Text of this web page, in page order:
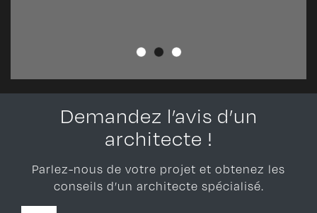
Demandez l’avis d’un
architecte !
Parlez-nous de votre projet et obtenez les
conseils d’un architecte spécialisé.